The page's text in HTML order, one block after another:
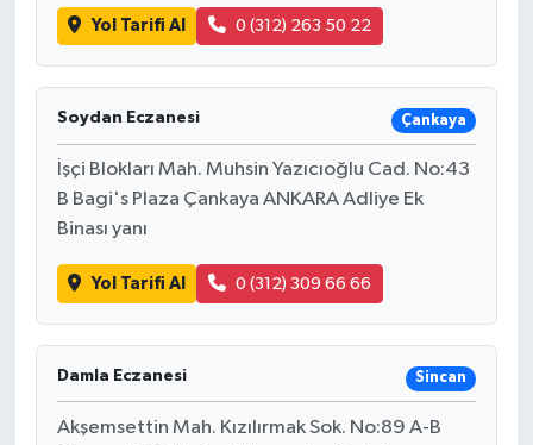
Yol Tarifi Al 0 (312) 263 50 22
Soydan Eczanesi Çankaya
İşçi Blokları Mah. Muhsin Yazıcıoğlu Cad. No:43
B Bagi's Plaza Çankaya ANKARA Adliye Ek
Binası yanı
Yol Tarifi Al 0 (312) 309 66 66
Damla Eczanesi Sincan
Akşemsettin Mah. Kızılırmak Sok. No:89 A-B